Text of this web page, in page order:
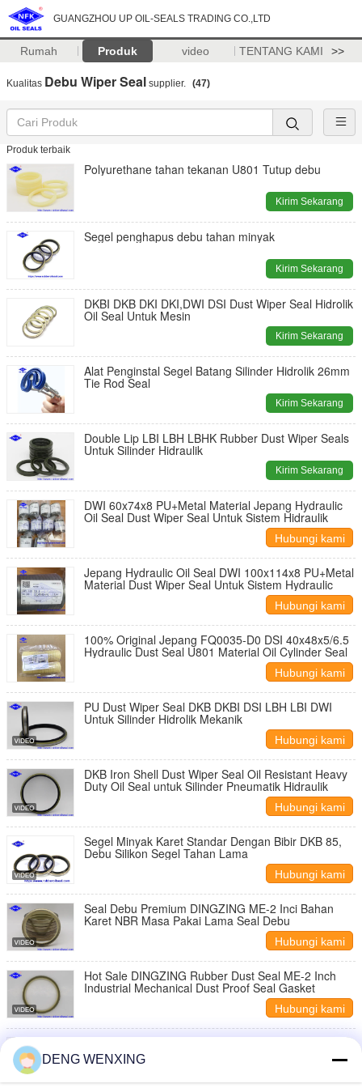
GUANGZHOU UP OIL-SEALS TRADING CO.,LTD
Rumah Produk video TENTANG KAMI >>
Kualitas Debu Wiper Seal supplier. (47)
Produk terbaik
Polyurethane tahan tekanan U801 Tutup debu
Kirim Sekarang
Segel penghapus debu tahan minyak
Kirim Sekarang
DKBI DKB DKI DKI,DWI DSI Dust Wiper Seal Hidrolik
Oil Seal Untuk Mesin
Kirim Sekarang
Alat Penginstal Segel Batang Silinder Hidrolik 26mm
Tie Rod Seal
Kirim Sekarang
Double Lip LBI LBH LBHK Rubber Dust Wiper Seals
Untuk Silinder Hidraulik
Kirim Sekarang
DWI 60x74x8 PU+Metal Material Jepang Hydraulic
Oil Seal Dust Wiper Seal Untuk Sistem Hidraulik
Hubungi kami
Jepang Hydraulic Oil Seal DWI 100x114x8 PU+Metal
Material Dust Wiper Seal Untuk Sistem Hydraulic
Hubungi kami
100% Original Jepang FQ0035-D0 DSI 40x48x5/6.5
Hydraulic Dust Seal U801 Material Oil Cylinder Seal
Hubungi kami
PU Dust Wiper Seal DKB DKBI DSI LBH LBI DWI
Untuk Silinder Hidrolik Mekanik
Hubungi kami
DKB Iron Shell Dust Wiper Seal Oil Resistant Heavy
Duty Oil Seal untuk Silinder Pneumatik Hidraulik
Hubungi kami
Segel Minyak Karet Standar Dengan Bibir DKB 85, ​​
Debu Silikon Segel Tahan Lama
Hubungi kami
Seal Debu Premium DINGZING ME-2 Inci Bahan
Karet NBR Masa Pakai Lama Seal Debu
Hubungi kami
Hot Sale DINGZING Rubber Dust Seal ME-2 Inch
Industrial Mechanical Dust Proof Seal Gasket
Hubungi kami
Seal Hydraulic Cylinder Dust Seal Penggantian
DENG WENXING